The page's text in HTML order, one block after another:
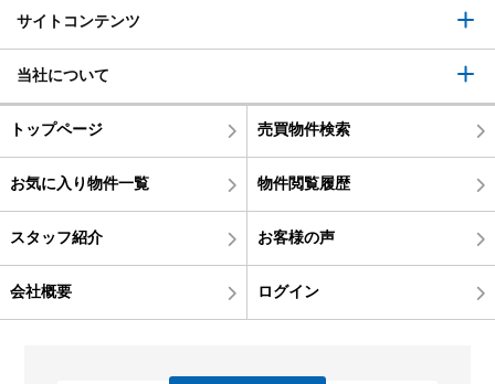
サイトコンテンツ
当社について
トップページ 売買物件検索
お気に入り物件一覧 物件閲覧履歴
スタッフ紹介 お客様の声
会社概要 ログイン